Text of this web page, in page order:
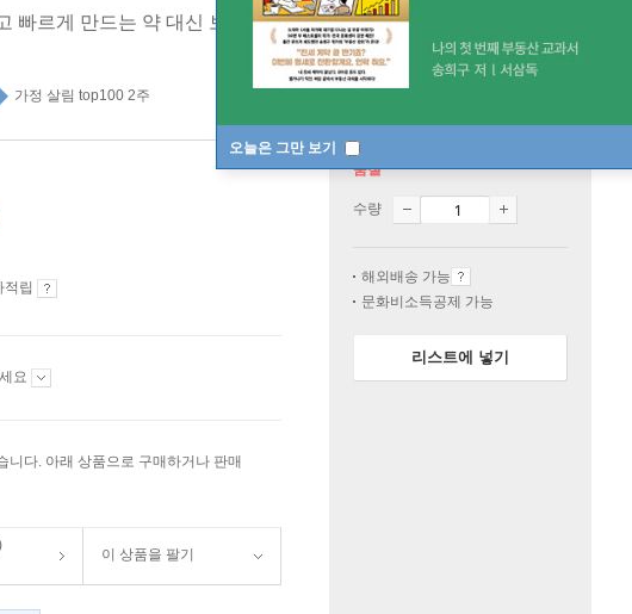
오늘은 그만 보기
빠르게 만드는 약 대신 보약 밥상
가정 살림 top100 2주
립
요
니다. 아래 상품으로 구매하거나 판매
이 상품을 팔기
품절
수량
해외배송 가능
문화비소득공제 가능
리스트에 넣기